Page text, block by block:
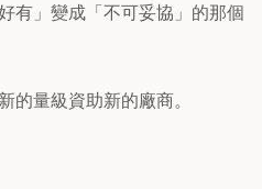
有」變成「不可妥協」的那個
的量級資助新的廠商。